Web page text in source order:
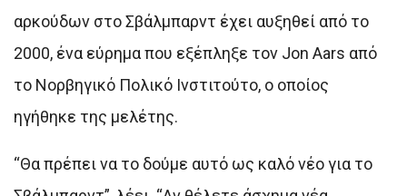
αρκούδων στο Σβάλμπαρντ έχει αυξηθεί από το
2000, ένα εύρημα που εξέπληξε τον Jon Aars από
το Νορβηγικό Πολικό Ινστιτούτο, ο οποίος
ηγήθηκε της μελέτης.
“Θα πρέπει να το δούμε αυτό ως καλό νέο για το